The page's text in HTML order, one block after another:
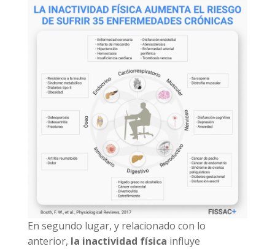
En segundo lugar, y relacionado con lo
anterior, la inactividad física influye